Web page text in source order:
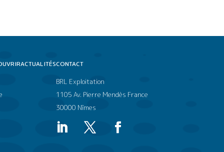
ACTUALITÉSCONTACT
BRL Exploitation
1105 Av. Pierre Mendès France
30000 Nîmes